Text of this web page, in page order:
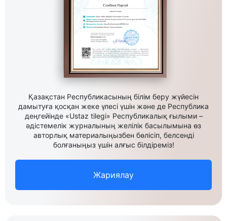
Қазақстан Республикасының білім беру жүйесін
дамытуға қосқан жеке үлесі үшін және де Республика
деңгейінде «Ustaz tilegi» Республикалық ғылыми –
әдістемелік журналының желілік басылымына өз
авторлық материалыңызбен бөлісіп, белсенді
болғаныңыз үшін алғыс білдіреміз!
Жариялау